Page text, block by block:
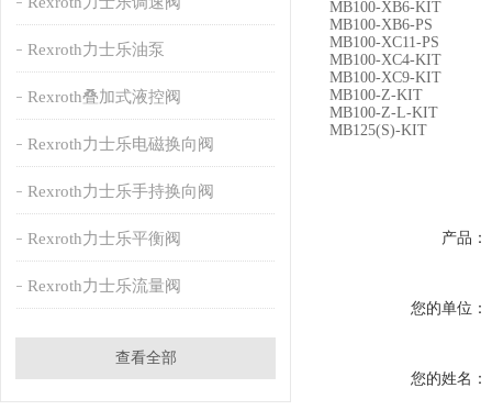
Rexroth力士乐油泵
Rexroth叠加式液控阀
Rexroth力士乐电磁换向阀
Rexroth力士乐手持换向阀
Rexroth力士乐平衡阀
Rexroth力士乐流量阀
查看全部
MB100-XB6-KIT
MB100-XB6-PS
MB100-XC11-PS
MB100-XC4-KIT
MB100-XC9-KIT
MB100-Z-KIT
MB100-Z-L-KIT
MB125(S)-KIT
产品：
您的单位：
您的姓名：